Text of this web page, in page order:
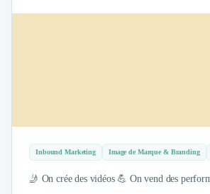
Inbound Marketing Image de Marque & Branding
🤳 On crée des vidéos 💪 On vend des